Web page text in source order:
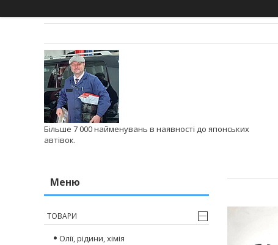
Більше 7 000 найменувань в наявності до японських
автівок.
ТОВАРИ
Олії, рідини, хімія